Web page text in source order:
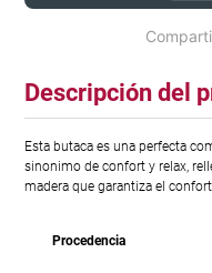
Descripción del
Esta butaca es una perfecta
sinonimo de confort y relax,
madera que garantiza el
Procedencia